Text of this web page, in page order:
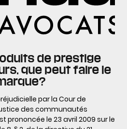
de prestige
que peut faire le
par la Cour de
des communautés
prononcée le 23 avril 2009 sur le